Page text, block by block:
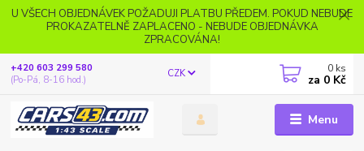
U VŠECH OBJEDNÁVEK POŽADUJI PLATBU PŘEDEM. POKUD NEBUDE
PROKAZATELNĚ ZAPLACENO - NEBUDE OBJEDNÁVKA
ZPRACOVÁNA!
Menu
CZK
+420 603 299 580
(Po-Pá, 8-16 hod.)
0 ks
za 0 Kč